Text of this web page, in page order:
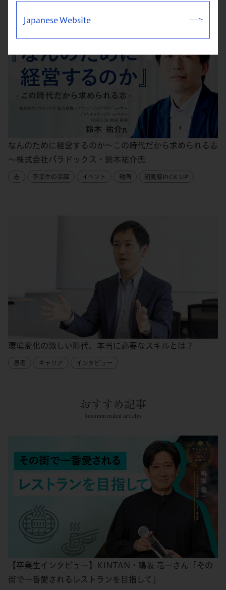
Japanese Website
なんのために経営するのか～この時代だから求められる志
～株式会社パラドックス・鈴木祐介氏
志 卒業生の活躍 イベント 動画 知見録PICK UP
環境変化の激しい時代、本当に必要なスキルとは？
思考 キャリア インタビュー
おすすめ記事
Recommended articles
【卒業生インタビュー】KINTAN・鳴坂 竜一さん「その
街で一番愛されるレストランを目指して」